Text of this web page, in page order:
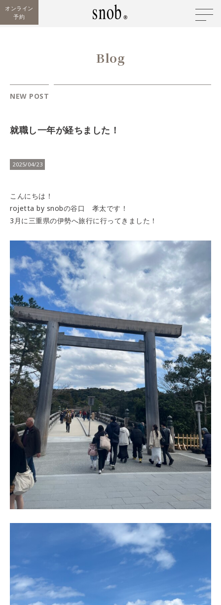
オンライン
予約
Blog
NEW POST
就職し一年が経ちました！
2025/04/23
こんにちは！
rojetta by snobの谷口 孝太です！
3月に三重県の伊勢へ旅行に行ってきました！